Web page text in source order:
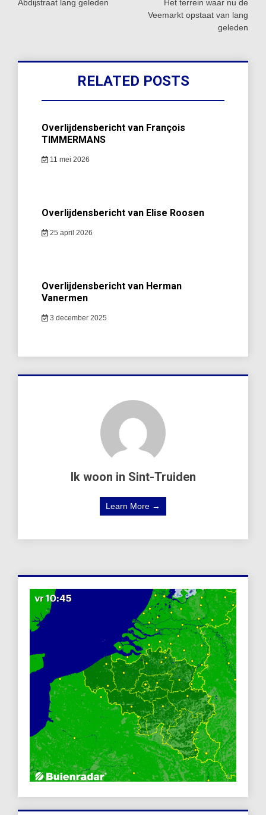
navigatie
Abdijstraat lang geleden
Het terrein waar nu de
Veemarkt opstaat van lang
geleden
RELATED POSTS
Overlijdensbericht van François
TIMMERMANS
11 mei 2026
Overlijdensbericht van Elise Roosen
25 april 2026
Overlijdensbericht van Herman
Vanermen
3 december 2025
Ik woon in Sint-Truiden
Learn More →